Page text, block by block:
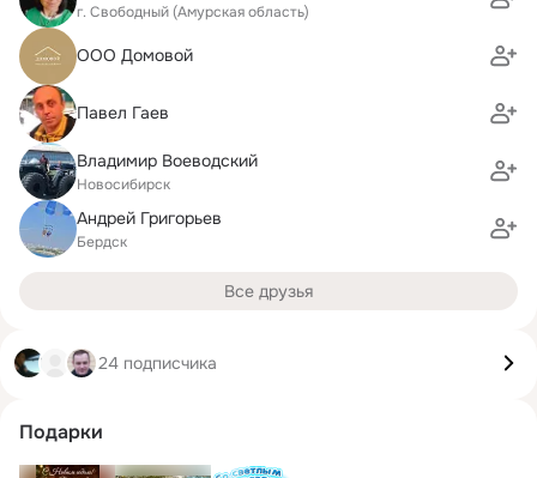
г. Свободный (Амурская область)
ООО Домовой
Павел Гаев
Владимир Воеводский
Новосибирск
Андрей Григорьев
Бердск
Все друзья
24 подписчика
Подарки